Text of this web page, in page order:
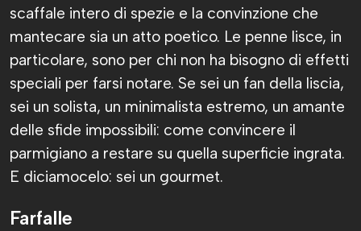
scaffale intero di spezie e la convinzione che
mantecare sia un atto poetico. Le penne lisce, in
particolare, sono per chi non ha bisogno di effetti
speciali per farsi notare. Se sei un fan della liscia,
sei un solista, un minimalista estremo, un amante
delle sfide impossibili: come convincere il
parmigiano a restare su quella superficie ingrata.
E diciamocelo: sei un gourmet.
Farfalle